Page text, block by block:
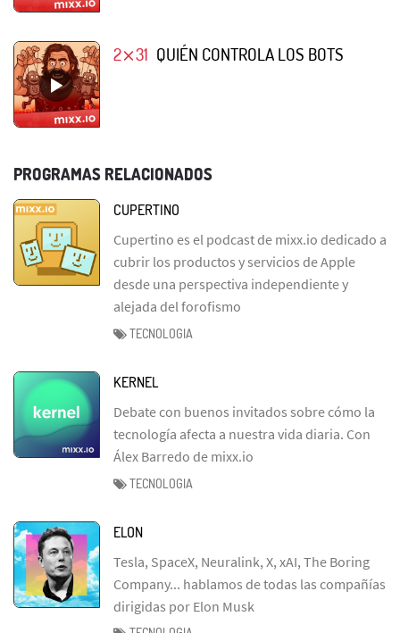
2⨯31 QUIÉN CONTROLA LOS BOTS
PROGRAMAS RELACIONADOS
CUPERTINO
Cupertino es el podcast de mixx.io dedicado a
cubrir los productos y servicios de Apple
desde una perspectiva independiente y
alejada del forofismo
TECNOLOGIA
KERNEL
Debate con buenos invitados sobre cómo la
tecnología afecta a nuestra vida diaria. Con
Álex Barredo de mixx.io
TECNOLOGIA
ELON
Tesla, SpaceX, Neuralink, X, xAI, The Boring
Company... hablamos de todas las compañías
dirigidas por Elon Musk